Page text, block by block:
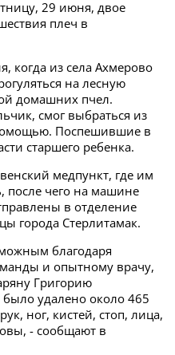
29 июня, двое
плеч в
когда из села Ахмерово
на лесную
домашних пчел.
смог выбраться из
Поспешившие в
старшего ребенка.
медпункт, где им
после чего на машине
в отделение
города Стерлитамак.
благодаря
и опытному врачу,
Григорию
удалено около 465
ног, кистей, стоп, лица,
- сообщают в